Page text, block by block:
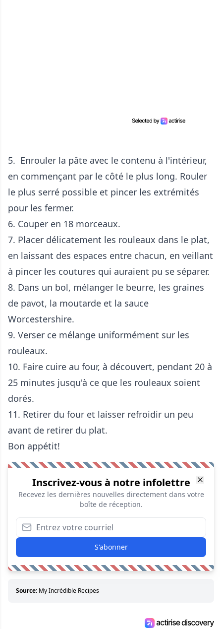
5. Enrouler la pâte avec le contenu à l'intérieur,
en commençant par le côté le plus long. Rouler
le plus serré possible et pincer les extrémités
pour les fermer.
6. Couper en 18 morceaux.
7. Placer délicatement les rouleaux dans le plat,
en laissant des espaces entre chacun, en veillant
à pincer les coutures qui auraient pu se séparer.
8. Dans un bol, mélanger le beurre, les graines
de pavot, la moutarde et la sauce
Worcestershire.
9. Verser ce mélange uniformément sur les
rouleaux.
10. Faire cuire au four, à découvert, pendant 20 à
25 minutes jusqu'à ce que les rouleaux soient
dorés.
11. Retirer du four et laisser refroidir un peu
avant de retirer du plat.
Bon appétit!
Inscrivez-vous à notre infolettre
Recevez les dernières nouvelles directement dans votre
boîte de réception.
S'abonner
Source: My Incrédible Recipes